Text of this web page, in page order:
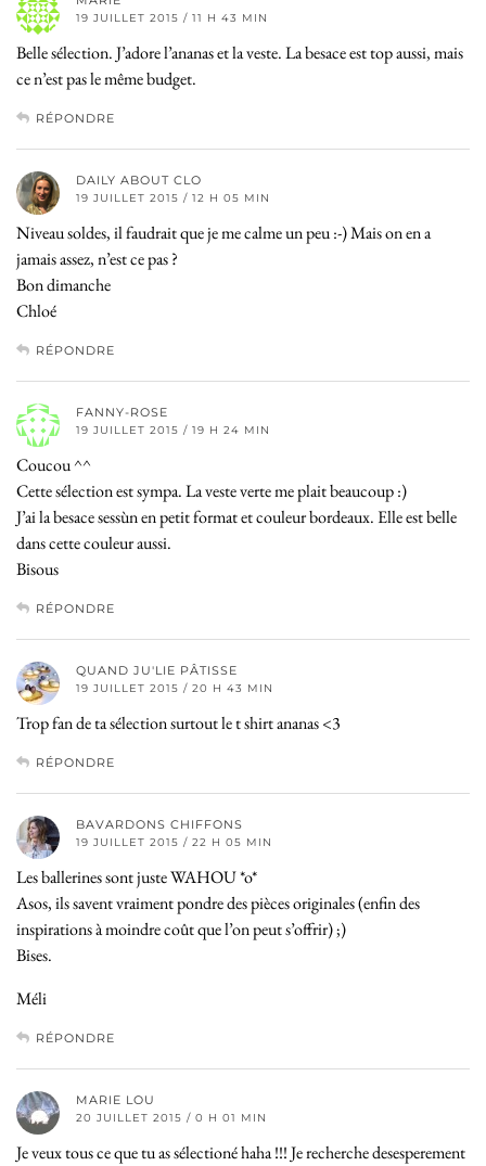
19 JUILLET 2015 / 11 H 43 MIN
Belle sélection. J’adore l’ananas et la veste. La besace est top aussi, mais
ce n’est pas le même budget.
RÉPONDRE
DAILY ABOUT CLO
19 JUILLET 2015 / 12 H 05 MIN
Niveau soldes, il faudrait que je me calme un peu :-) Mais on en a
jamais assez, n’est ce pas ?
Bon dimanche
Chloé
RÉPONDRE
FANNY-ROSE
19 JUILLET 2015 / 19 H 24 MIN
Coucou ^^
Cette sélection est sympa. La veste verte me plait beaucoup :)
J’ai la besace sessùn en petit format et couleur bordeaux. Elle est belle
dans cette couleur aussi.
Bisous
RÉPONDRE
QUAND JU'LIE PÂTISSE
19 JUILLET 2015 / 20 H 43 MIN
Trop fan de ta sélection surtout le t shirt ananas <3
RÉPONDRE
BAVARDONS CHIFFONS
19 JUILLET 2015 / 22 H 05 MIN
Les ballerines sont juste WAHOU *o*
Asos, ils savent vraiment pondre des pièces originales (enfin des
inspirations à moindre coût que l’on peut s’offrir) ;)
Bises.
Méli
RÉPONDRE
MARIE LOU
20 JUILLET 2015 / 0 H 01 MIN
Je veux tous ce que tu as sélectioné haha !!! Je recherche desesperement